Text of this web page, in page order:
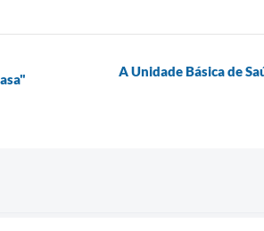
A Unidade Básica de